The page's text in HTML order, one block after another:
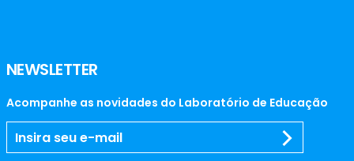
NEWSLETTER
Acompanhe as novidades do Laboratório de Educação